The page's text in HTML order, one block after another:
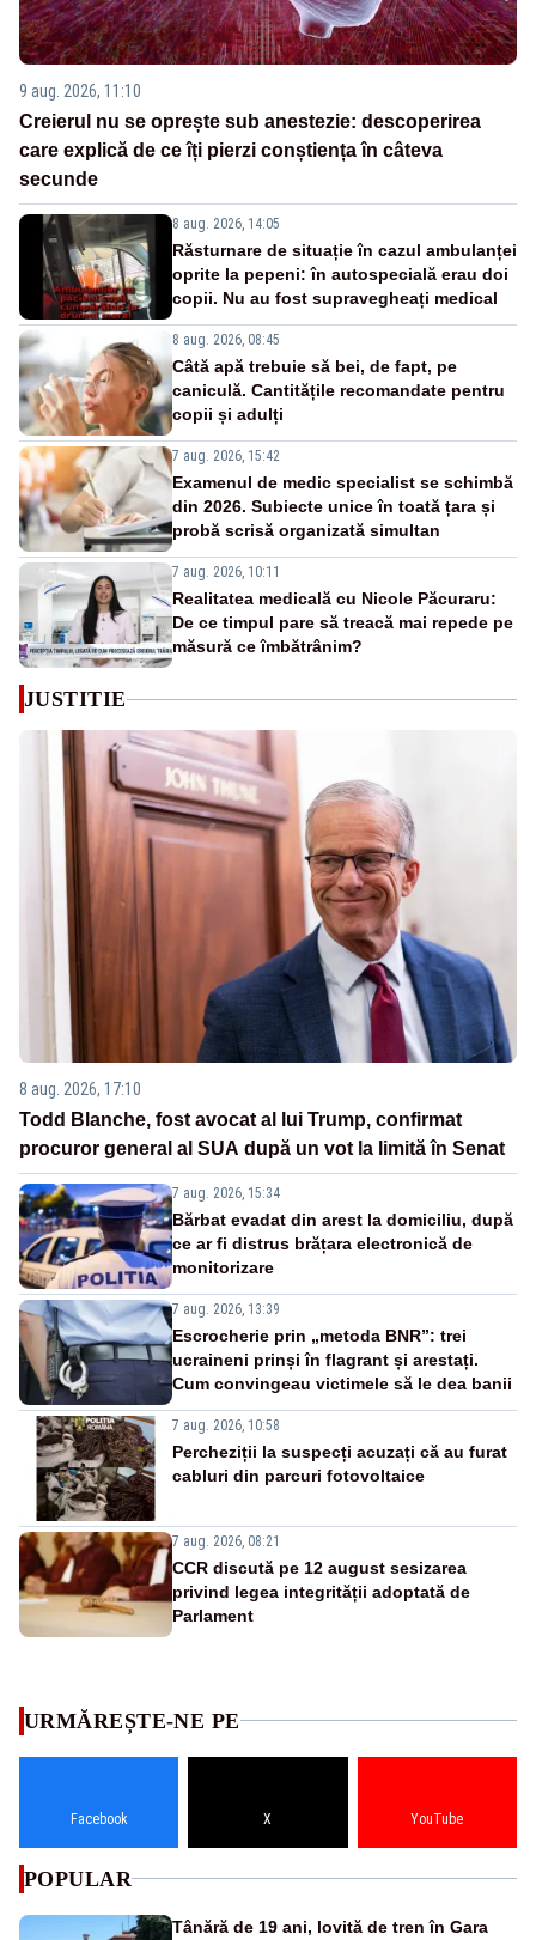
9 aug. 2026, 11:10
Creierul nu se oprește sub anestezie: descoperirea
care explică de ce îți pierzi conștiența în câteva
secunde
8 aug. 2026, 14:05
Răsturnare de situație în cazul ambulanței
oprite la pepeni: în autospecială erau doi
copii. Nu au fost supravegheați medical
8 aug. 2026, 08:45
Câtă apă trebuie să bei, de fapt, pe
caniculă. Cantitățile recomandate pentru
copii și adulți
7 aug. 2026, 15:42
Examenul de medic specialist se schimbă
din 2026. Subiecte unice în toată țara și
probă scrisă organizată simultan
7 aug. 2026, 10:11
Realitatea medicală cu Nicole Păcuraru:
De ce timpul pare să treacă mai repede pe
măsură ce îmbătrânim?
JUSTITIE
8 aug. 2026, 17:10
Todd Blanche, fost avocat al lui Trump, confirmat
procuror general al SUA după un vot la limită în Senat
7 aug. 2026, 15:34
Bărbat evadat din arest la domiciliu, după
ce ar fi distrus brățara electronică de
monitorizare
7 aug. 2026, 13:39
Escrocherie prin „metoda BNR”: trei
ucraineni prinși în flagrant și arestați.
Cum convingeau victimele să le dea banii
7 aug. 2026, 10:58
Percheziții la suspecți acuzați că au furat
cabluri din parcuri fotovoltaice
7 aug. 2026, 08:21
CCR discută pe 12 august sesizarea
privind legea integrității adoptată de
Parlament
URMĂREȘTE-NE PE
Facebook X YouTube
POPULAR
Tânără de 19 ani, lovită de tren în Gara